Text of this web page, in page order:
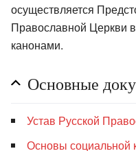
осуществляется
Православной Церкви
канонами.
Основные
Устав Русской
Основы социальной